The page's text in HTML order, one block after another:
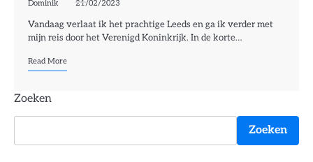
Dominik 21/02/2023
Vandaag verlaat ik het prachtige Leeds en ga ik verder met
mijn reis door het Verenigd Koninkrijk. In de korte…
Read More
Zoeken
Zoeken